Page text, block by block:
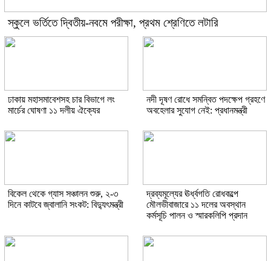
স্কুলে ভর্তিতে দ্বিতীয়-নবমে পরীক্ষা, প্রথম শ্রেণিতে লটারি
ঢাকায় মহাসমাবেশসহ চার বিভাগে লং
মার্চের ঘোষণা ১১ দলীয় ঐক্যের
নদী দূষণ রোধে সমন্বিত পদক্ষেপ গ্রহণে
অবহেলার সুযোগ নেই: প্রধানমন্ত্রী
বিকেল থেকে গ্যাস সঞ্চালন শুরু, ২-৩
দিনে কাটবে জ্বালানি সংকট: বিদ্যুৎমন্ত্রী
দ্রব্যমূল্যের ঊর্ধ্বগতি রোধকল্পে
মৌলভীবাজারে ১১ দলের অবস্থান
কর্মসূচি পালন ও স্মারকলিপি প্রদান